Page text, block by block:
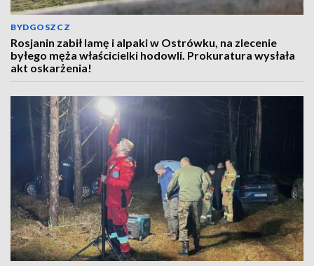
BYDGOSZCZ
Rosjanin zabił lamę i alpaki w Ostrówku, na zlecenie
byłego męża właścicielki hodowli. Prokuratura wysłała
akt oskarżenia!